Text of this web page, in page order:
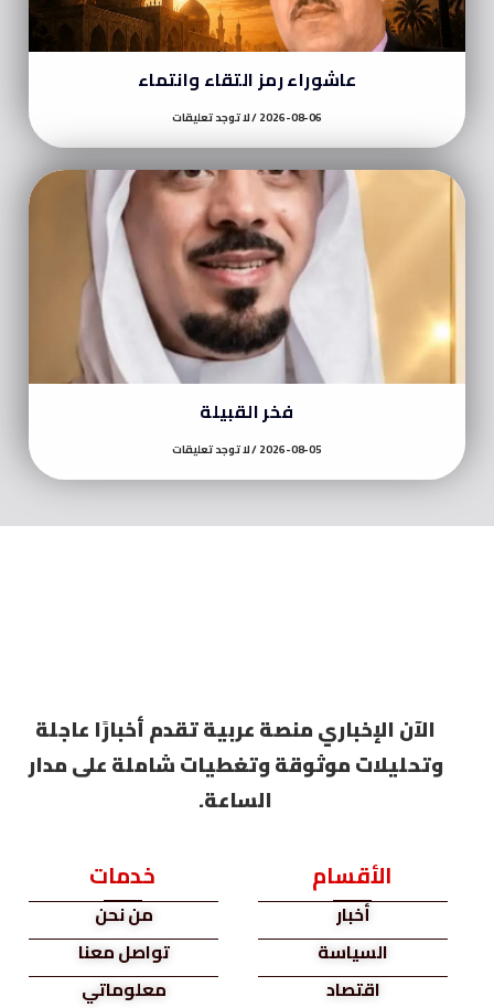
عاشوراء رمز التقاء وانتماء
2026-08-06 لا توجد تعليقات
فخر القبيلة
2026-08-05 لا توجد تعليقات
الآن الإخباري منصة عربية تقدم أخبارًا عاجلة
وتحليلات موثوقة وتغطيات شاملة على مدار
الساعة.
الأقسام
أخبار
السياسة
اقتصاد
خدمات
من نحن
تواصل معنا
معلوماتي